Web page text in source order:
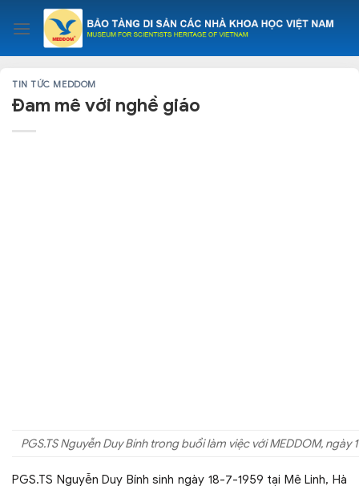
content
TIN TỨC MEDDOM
Đam mê với nghề giáo
PGS.TS Nguyễn Duy Bính trong buổi làm việc với MEDDOM, ngày
PGS.TS Nguyễn Duy Bính sinh ngày 18-7-1959 tại Mê Linh, Hà